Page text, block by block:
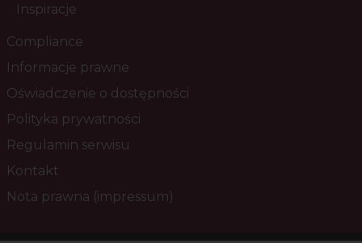
Inspiracje
Compliance
Informacje prawne
Oświadczenie o dostępności
Polityka prywatności
Regulamin serwisu
Kontakt
Nota prawna (impressum)